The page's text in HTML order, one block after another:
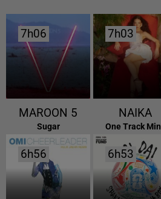
7h06
7h06
MAROON 5
Sugar
7h03
7h03
NAIKA
One Track
6h56
6h56 6h53
6h53